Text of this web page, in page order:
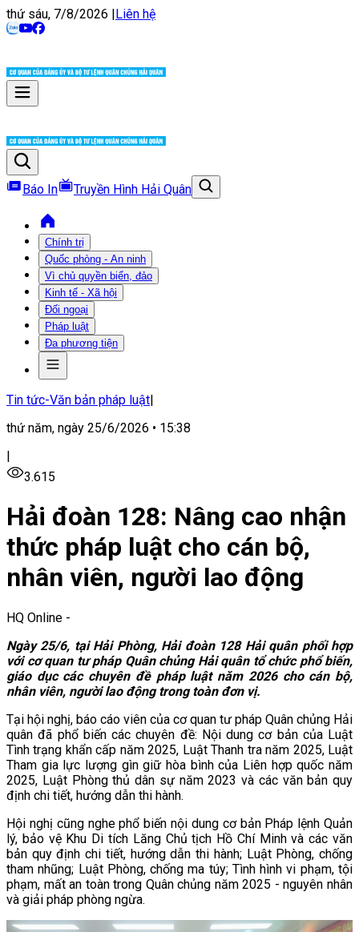
thứ sáu, 7/8/2026 |Liên hệ
Báo In Truyền Hình Hải Quân
Chính trị
Quốc phòng - An ninh
Vì chủ quyền biển, đảo
Kinh tế - Xã hội
Đối ngoại
Pháp luật
Đa phương tiện
Tin tức-Văn bản pháp luật|
thứ năm, ngày 25/6/2026 • 15:38
|
3.615
Hải đoàn 128: Nâng cao nhận
thức pháp luật cho cán bộ,
nhân viên, người lao động
HQ Online -
Ngày 25/6, tại Hải Phòng, Hải đoàn 128 Hải quân phối hợp
với cơ quan tư pháp Quân chủng Hải quân tổ chức phổ biến,
giáo dục các chuyên đề pháp luật năm 2026 cho cán bộ,
nhân viên, người lao động trong toàn đơn vị.
Tại hội nghị, báo cáo viên của cơ quan tư pháp Quân chủng Hải
quân đã phổ biến các chuyên đề: Nội dung cơ bản của Luật
Tình trạng khẩn cấp năm 2025, Luật Thanh tra năm 2025, Luật
Tham gia lực lượng gìn giữ hòa bình của Liên hợp quốc năm
2025, Luật Phòng thủ dân sự năm 2023 và các văn bản quy
định chi tiết, hướng dẫn thi hành.
Hội nghị cũng nghe phổ biến nội dung cơ bản Pháp lệnh Quản
lý, bảo vệ Khu Di tích Lăng Chủ tịch Hồ Chí Minh và các văn
bản quy định chi tiết, hướng dẫn thi hành; Luật Phòng, chống
tham nhũng; Luật Phòng, chống ma túy; Tình hình vi phạm, tội
phạm, mất an toàn trong Quân chủng năm 2025 - nguyên nhân
và giải pháp phòng ngừa.